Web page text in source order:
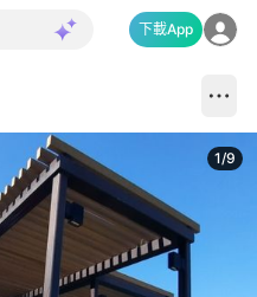
下載App
1/9